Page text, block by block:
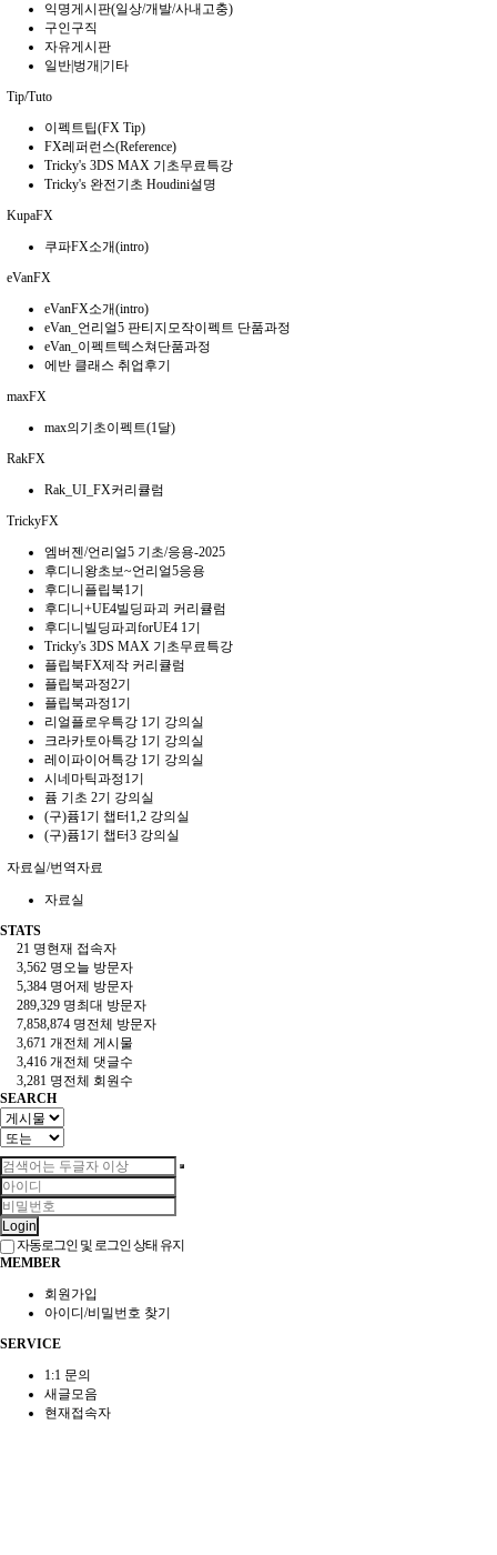
익명게시판(일상/개발/사내고충)
구인구직
자유게시판
일반|벙개|기타
Tip/Tuto
이펙트팁(FX Tip)
FX레퍼런스(Reference)
Tricky's 3DS MAX 기초무료특강
Tricky's 완전기초 Houdini설명
KupaFX
쿠파FX소개(intro)
eVanFX
eVanFX소개(intro)
eVan_언리얼5 판티지모작이펙트 단품과정
eVan_이펙트텍스쳐단품과정
에반 클래스 취업후기
maxFX
max의기초이펙트(1달)
RakFX
Rak_UI_FX커리큘럼
TrickyFX
엠버젠/언리얼5 기초/응용-2025
후디니왕초보~언리얼5응용
후디니플립북1기
후디니+UE4빌딩파괴 커리큘럼
후디니빌딩파괴forUE4 1기
Tricky's 3DS MAX 기초무료특강
플립북FX제작 커리큘럼
플립북과정2기
플립북과정1기
리얼플로우특강 1기 강의실
크라카토아특강 1기 강의실
레이파이어특강 1기 강의실
시네마틱과정1기
퓸 기초 2기 강의실
(구)퓸1기 챕터1,2 강의실
(구)퓸1기 챕터3 강의실
자료실/번역자료
자료실
STATS
21 명현재 접속자
3,562 명오늘 방문자
5,384 명어제 방문자
289,329 명최대 방문자
7,858,874 명전체 방문자
3,671 개 전체 게시물
3,416 개 전체 댓글수
3,281 명전체 회원수
SEARCH
Login
자동로그인 및 로그인 상태 유지
MEMBER
회원가입
아이디/비밀번호 찾기
SERVICE
1:1 문의
새글모음
현재접속자